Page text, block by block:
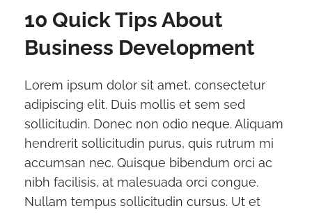
10 Quick Tips About
Business Development
Lorem ipsum dolor sit amet, consectetur
adipiscing elit. Duis mollis et sem sed
sollicitudin. Donec non odio neque. Aliquam
hendrerit sollicitudin purus, quis rutrum mi
accumsan nec. Quisque bibendum orci ac
nibh facilisis, at malesuada orci congue.
Nullam tempus sollicitudin cursus. Ut et